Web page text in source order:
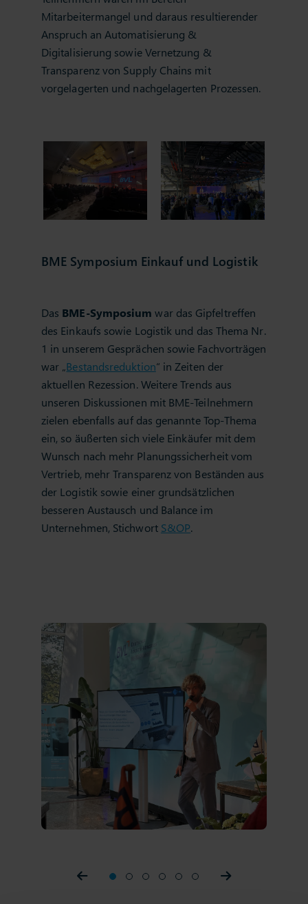
Mitarbeitermangel und daraus resultierender
Anspruch an Automatisierung &
Digitalisierung sowie Vernetzung &
Transparenz von Supply Chains mit
vorgelagerten und nachgelagerten Prozessen.
BME Symposium Einkauf und Logistik
Das BME-Symposium war das Gipfeltreffen
des Einkaufs sowie Logistik und das Thema Nr.
1 in unserem Gesprächen sowie Fachvorträgen
war „Bestandsreduktion“ in Zeiten der
aktuellen Rezession. Weitere Trends aus
unseren Diskussionen mit BME-Teilnehmern
zielen ebenfalls auf das genannte Top-Thema
ein, so äußerten sich viele Einkäufer mit dem
Wunsch nach mehr Planungssicherheit vom
Vertrieb, mehr Transparenz von Beständen aus
der Logistik sowie einer grundsätzlichen
besseren Austausch und Balance im
Unternehmen, Stichwort S&OP.
Prev slider Prev slider